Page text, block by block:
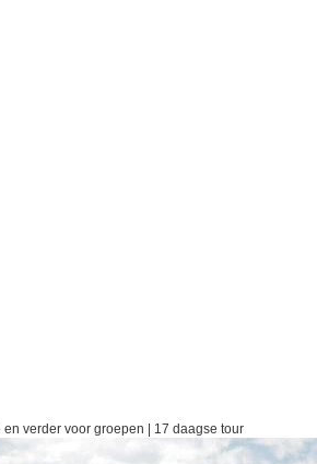
verder voor groepen | 17 daagse tour